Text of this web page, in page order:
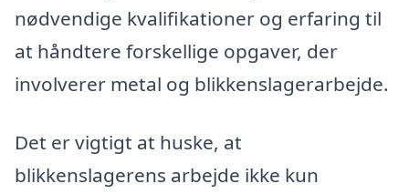
nødvendige kvalifikationer og erfaring til
at håndtere forskellige opgaver, der
involverer metal og blikkenslagerarbejde.
Det er vigtigt at huske, at
blikkenslagerens arbejde ikke kun